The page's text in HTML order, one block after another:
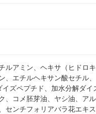
アミン、ヘキサ（ヒドロ
エチルヘキサン酸セチル
ズペプチド、加水分解ダイ
コメ胚芽油、ヤシ油、ア
ンチフォリアバラ花エキ